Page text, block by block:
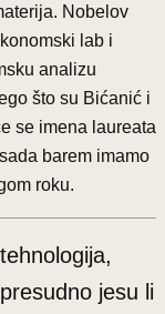
Nobelov
lab i
analizu
što su Bićanić i
se imena laureata
barem imamo
roku.
jesu li